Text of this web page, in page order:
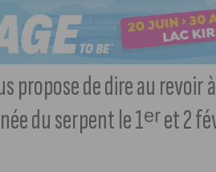
propose de dire au revoir
du serpent le 1ᵉʳ et 2